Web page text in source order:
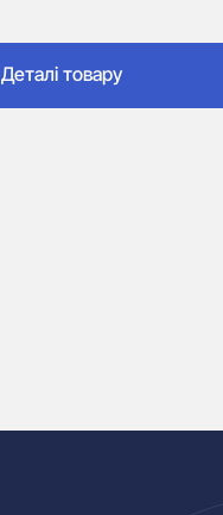
Деталі товару